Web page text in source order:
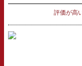
評価が高